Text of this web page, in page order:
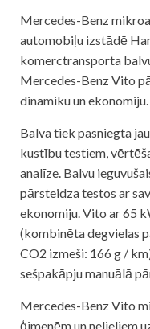
Mercedes-Benz
automobiļu izstādē
komerctransporta
Mercedes-Benz Vito
dinamiku un ekonomiju.
Balva tiek pasniegta
kustību testiem,
analīze. Balvu
pārsteidza testos ar
ekonomiju. Vito ar 65
(kombinēta degvielas
CO2 izmeši: 166 g /
sešpakāpju manuālā
Mercedes-Benz Vito
ģimenēm un nelieliem